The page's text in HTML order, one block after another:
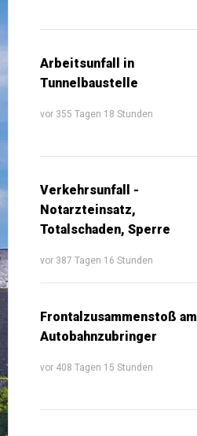
Arbeitsunfall in
Tunnelbaustelle
vor 355 Tagen 18 Stunden
Verkehrsunfall -
Notarzteinsatz,
Totalschaden, Sperre
vor 387 Tagen 16 Stunden
Frontalzusammenstoß am
Autobahnzubringer
vor 408 Tagen 15 Stunden